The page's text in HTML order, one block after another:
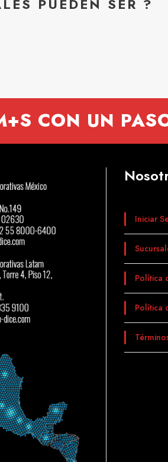
PUEDEN SER ?
CON UN
Iniciar
Política
Política